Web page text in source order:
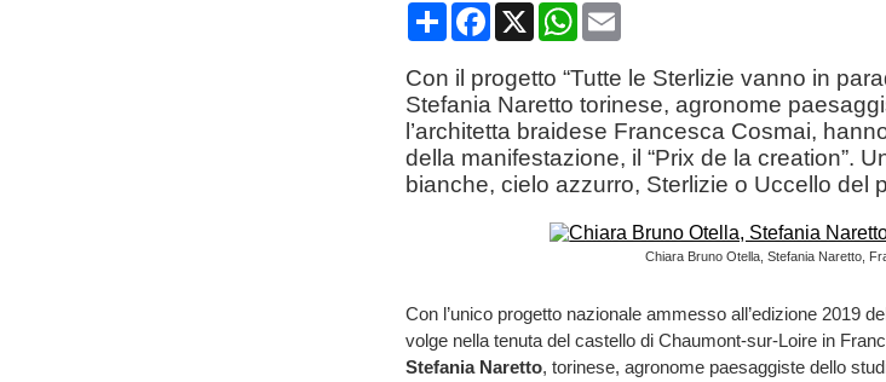
CondividiFacebook
X WhatsApp
Email
Con il progetto “Tutte le Sterlizie vanno in
Stefania Naretto torinese, agronome
l’architetta braidese Francesca Cosmai,
della manifestazione, il “Prix de la creation”.
bianche, cielo azzurro, Sterlizie o Uccello del
Chiara Bruno Otella, Stefania Naretto,
Con l’unico progetto nazionale ammesso all’edizione 2019
volge nella tenuta del castello di Chaumont-sur-Loire in
Stefania Naretto, torinese, agronome paesaggiste dello